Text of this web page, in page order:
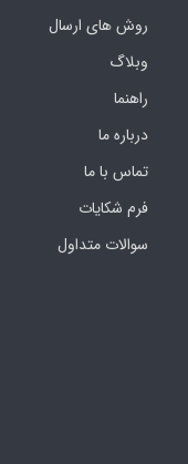
روش های ارسال
وبلاگ
راهنما
درباره ما
تماس با ما
فرم‌ شکایات
سوالات متداول